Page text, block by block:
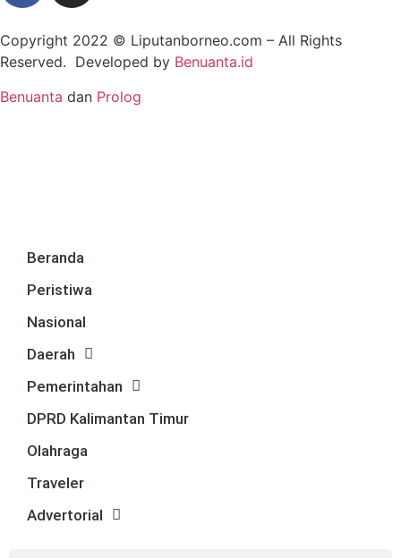
Copyright 2022 © Liputanborneo.com – All Rights
Reserved. Developed by Benuanta.id
Benuanta dan Prolog
Beranda
Peristiwa
Nasional
Daerah
Pemerintahan
DPRD Kalimantan Timur
Olahraga
Traveler
Advertorial